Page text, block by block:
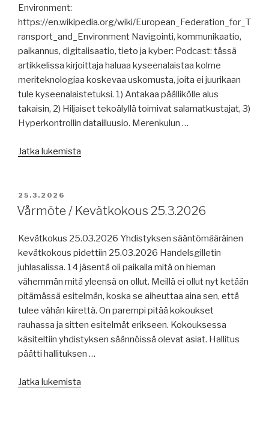
Environment:
https://en.wikipedia.org/wiki/European_Federation_for_T
ransport_and_Environment Navigointi, kommunikaatio,
paikannus, digitalisaatio, tieto ja kyber: Podcast: tässä
artikkelissa kirjoittaja haluaa kyseenalaistaa kolme
meriteknologiaa koskevaa uskomusta, joita ei juurikaan
tule kyseenalaistetuksi. 1) Antakaa päällikölle alus
takaisin, 2) Hiljaiset tekoälyllä toimivat salamatkustajat, 3)
Hyperkontrollin datailluusio. Merenkulun …
Jatka lukemista
uskomuksista,
häirinnästä,
merenkulun
identiteettikriisi,
Iranin
sota
ja
Hormuzin
salmi
sekä
JULKAISTU
25.3.2026
Vårmöte / Kevätkokous 25.3.2026
Kevätkokus 25.03.2026 Yhdistyksen sääntömääräinen
kevätkokous pidettiin 25.03.2026 Handelsgilletin
juhlasalissa. 14 jäsentä oli paikalla mitä on hieman
vähemmän mitä yleensä on ollut. Meillä ei ollut nyt ketään
pitämässä esitelmän, koska se aiheuttaa aina sen, että
tulee vähän kiirettä. On parempi pitää kokoukset
rauhassa ja sitten esitelmät erikseen. Kokouksessa
käsiteltiin yhdistyksen säännöissä olevat asiat. Hallitus
päätti hallituksen …
Jatka lukemista